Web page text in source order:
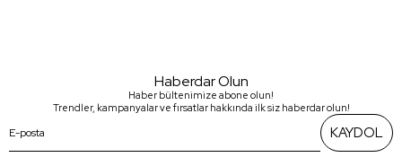
Haberdar Olun
Haber bültenimize abone olun!
Trendler, kampanyalar ve fırsatlar hakkında ilk siz haberdar olun!
KAYDOL